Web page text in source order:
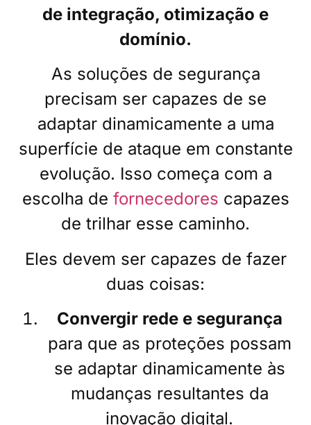
de integração, otimização e
domínio.
As soluções de segurança
precisam ser capazes de se
adaptar dinamicamente a uma
superfície de ataque em constante
evolução. Isso começa com a
escolha de fornecedores capazes
de trilhar esse caminho.
Eles devem ser capazes de fazer
duas coisas:
Convergir rede e segurança
para que as proteções possam
se adaptar dinamicamente às
mudanças resultantes da
inovação digital.